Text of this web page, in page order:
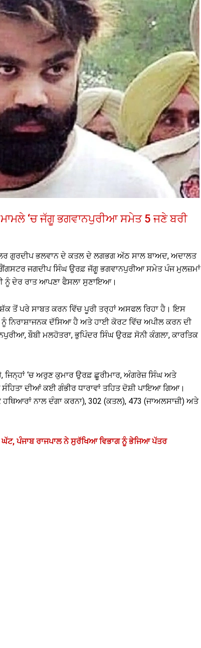
‘ਚ ਜੱਗੂ ਭਗਵਾਨਪੁਰੀਆ ਸਮੇਤ 5 ਜਣੇ ਬਰੀ
ਗੁਰਦੀਪ ਭਲਵਾਨ ਦੇ ਕਤਲ ਦੇ ਲਗਭਗ ਅੱਠ ਸਾਲ ਬਾਅਦ, ਅਦਾਲਤ
ਜਗਦੀਪ ਸਿੰਘ ਉਰਫ਼ ਜੱਗੂ ਭਗਵਾਨਪੁਰੀਆ ਸਮੇਤ ਪੰਜ ਮੁਲਜ਼ਮਾਂ
ਨੂੰ ਦੇਰ ਰਾਤ ਆਪਣਾ ਫੈਸਲਾ ਸੁਣਾਇਆ।
ਤੋਂ ਪਰੇ ਸਾਬਤ ਕਰਨ ਵਿੱਚ ਪੂਰੀ ਤਰ੍ਹਾਂ ਅਸਫਲ ਰਿਹਾ ਹੈ। ਇਸ
ਨੂੰ ਨਿਰਾਸ਼ਾਜਨਕ ਦੱਸਿਆ ਹੈ ਅਤੇ ਹਾਈ ਕੋਰਟ ਵਿੱਚ ਅਪੀਲ ਕਰਨ ਦੀ
ਬੌਬੀ ਮਲਹੋਤਰਾ, ਭੁਪਿੰਦਰ ਸਿੰਘ ਉਰਫ਼ ਸੋਨੀ ਕੰਗਲਾ, ਕਾਰਤਿਕ
ਜਿਨ੍ਹਾਂ ‘ਚ ਅਰੁਣ ਕੁਮਾਰ ਉਰਫ਼ ਛੂਰੀਮਾਰ, ਅੰਗਰੇਜ਼ ਸਿੰਘ ਅਤੇ
ਦੀਆਂ ਕਈ ਗੰਭੀਰ ਧਾਰਾਵਾਂ ਤਹਿਤ ਦੋਸ਼ੀ ਪਾਇਆ ਗਿਆ।
ਹਥਿਆਰਾਂ ਨਾਲ ਦੰਗਾ ਕਰਨਾ), 302 (ਕਤਲ), 473 (ਜਾਅਲਸਾਜ਼ੀ) ਅਤੇ
ਘੱਟ, ਪੰਜਾਬ ਰਾਜਪਾਲ ਨੇ ਸੁਰੱਖਿਆ ਵਿਭਾਗ ਨੂੰ ਭੇਜਿਆ ਪੱਤਰ